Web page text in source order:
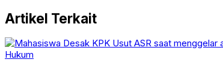
Artikel Terkait
Hukum